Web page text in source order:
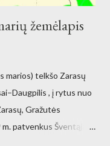
žemėlapis
telkšo Zarasų
, į rytus nuo
Gražutės
patvenkus Šventąją